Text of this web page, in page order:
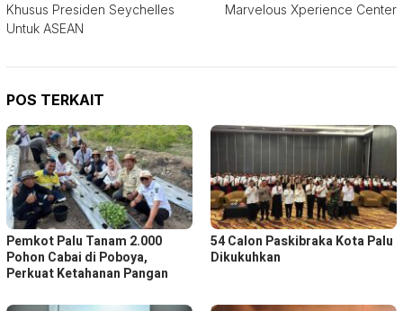
Khusus Presiden Seychelles
Untuk ASEAN
Marvelous Xperience Center
POS TERKAIT
Pemkot Palu Tanam 2.000
Pohon Cabai di Poboya,
Perkuat Ketahanan Pangan
54 Calon Paskibraka Kota Palu
Dikukuhkan